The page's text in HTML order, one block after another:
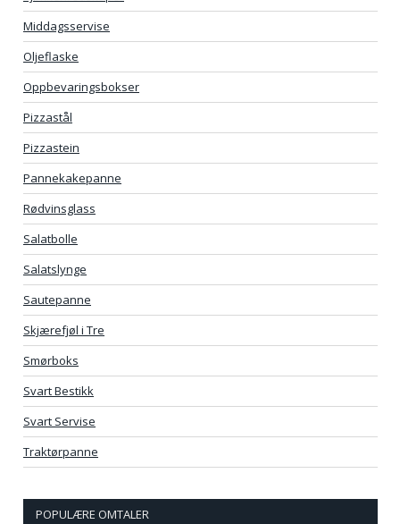
Middagsservise
Oljeflaske
Oppbevaringsbokser
Pizzastål
Pizzastein
Pannekakepanne
Rødvinsglass
Salatbolle
Salatslynge
Sautepanne
Skjærefjøl i Tre
Smørboks
Svart Bestikk
Svart Servise
Traktørpanne
POPULÆRE OMTALER